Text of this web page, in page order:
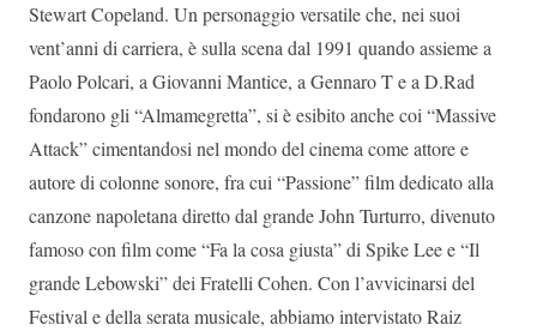
Stewart Copeland. Un personaggio versatile che, nei suoi
vent’anni di carriera, è sulla scena dal 1991 quando assieme a
Paolo Polcari, a Giovanni Mantice, a Gennaro T e a D.Rad
fondarono gli “Almamegretta”, si è esibito anche coi “Massive
Attack” cimentandosi nel mondo del cinema come attore e
autore di colonne sonore, fra cui “Passione” film dedicato alla
canzone napoletana diretto dal grande John Turturro, divenuto
famoso con film come “Fa la cosa giusta” di Spike Lee e “Il
grande Lebowski” dei Fratelli Cohen. Con l’avvicinarsi del
Festival e della serata musicale, abbiamo intervistato Raiz